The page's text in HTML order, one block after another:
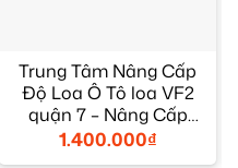
Trung Tâm Nâng Cấp
Độ Loa Ô Tô loa VF2
quận 7 – Nâng Cấp
Chính Hãng
1.400.000₫